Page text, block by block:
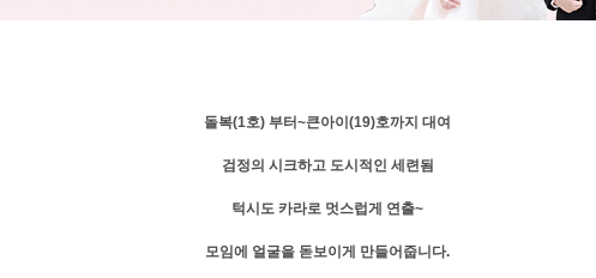
돌복(1호) 부터~큰아이(19)호까지 대여
검정의 시크하고 도시적인 세련됨
턱시도 카라로 멋스럽게 연출~
모임에 얼굴을 돋보이게 만들어줍니다.